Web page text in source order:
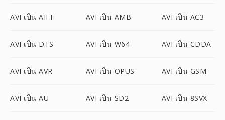
AVI เป็น AIFF AVI เป็น AMB AVI เป็น AC3
AVI เป็น DTS AVI เป็น W64 AVI เป็น CDDA
AVI เป็น AVR AVI เป็น OPUS AVI เป็น GSM
AVI เป็น AU AVI เป็น SD2 AVI เป็น 8SVX